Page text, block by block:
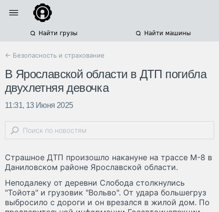
Найти грузы Найти машины
← Безопасность и страхование
В Ярославской области в ДТП погибла
двухлетняя девочка
11:31, 13 Июня 2025
Страшное ДТП произошло накануне на трассе М-8 в
Даниловском районе Ярославской области.
Неподалеку от деревни Слобода столкнулись
"Тойота" и грузовик "Вольво". От удара большегруз
выбросило с дороги и он врезался в жилой дом. По